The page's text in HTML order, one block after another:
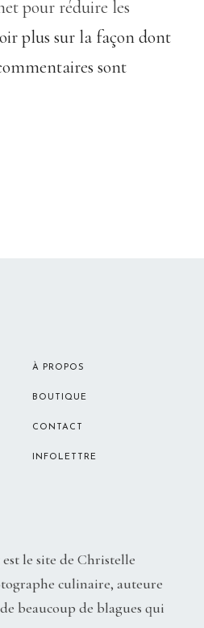
pour réduire les
plus sur la façon dont
sont
À PROPOS
BOUTIQUE
CONTACT
INFOLETTRE
est le site de Christelle
culinaire, auteure
beaucoup de blagues qui